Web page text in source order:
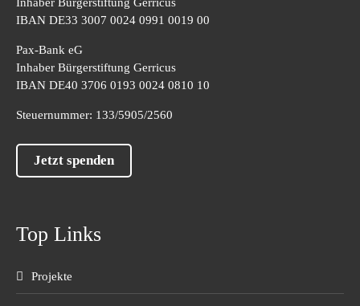
Inhaber Bürgerstiftung Gerricus
IBAN DE33 3007 0024 0991 0019 00
Pax-Bank eG
Inhaber Bürgerstiftung Gerricus
IBAN DE40 3706 0193 0024 0810 10
Steuernummer: 133/5905/2560
Jetzt spenden
Top Links
Projekte